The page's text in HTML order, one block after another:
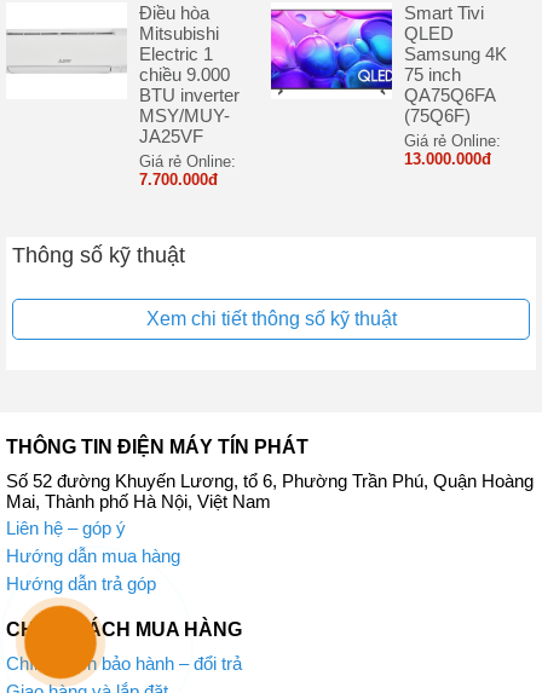
Tiết kiệm điện năng, thân thiện với môi trường
Công nghệ gas R600A giúp làm lạnh nhanh và có khả năng tiết
kiệm đến 40% năng lượng. Ngoài ra còn giúp đảm bảo an toàn cho
Điều hòa
Mitsubishi
Electric 1
chiều 9.000
BTU inverter
MSY/MUY-
JA25VF
Giá rẻ Online:
7.700.000đ
Smart Tivi
QLED
Samsung 4K
75 inch
QA75Q6FA
(75Q6F)
Giá rẻ Online:
13.000.000đ
Thông số kỹ thuật
Xem chi tiết thông số kỹ thuật
THÔNG TIN ĐIỆN MÁY TÍN PHÁT
Số 52 đường Khuyến Lương, tổ 6, Phường Trần Phú, Quận Hoàng
Mai, Thành phố Hà Nội, Việt Nam
Liên hệ – góp ý
Hướng dẫn mua hàng
Hướng dẫn trả góp
CHÍNH SÁCH MUA HÀNG
Chính sách bảo hành – đổi trả